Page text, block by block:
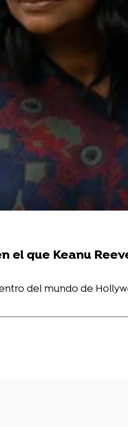
el que Keanu
del mundo de